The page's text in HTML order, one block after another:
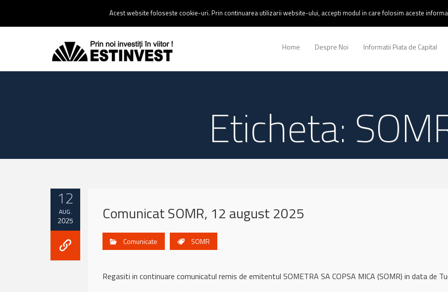
0237 238 900 |Email :contact@estinvest.ro
Home Despre Noi Informatii Piata de Capital
Eticheta:
12
AUG.
2025 Comunicat SOMR, 12 august 2025
Comunicate SOMR
Regasiti in continuare comunicatul remis de emitentul SOMETRA SA COPSA MICA (SOMR) in data de
Acest website foloseste cookie-uri. Prin continuarea utilizarii website-ului, accepti modul in care folosim aceste